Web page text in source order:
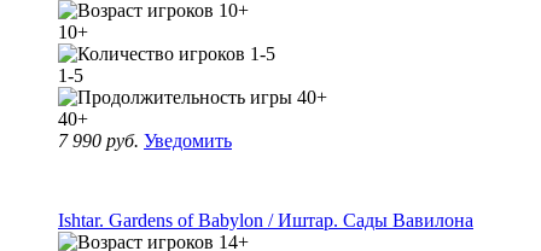
10+
1-5
40+
7 990 руб. Уведомить
Ishtar. Gardens of Babylon / Иштар. Сады Вавилона